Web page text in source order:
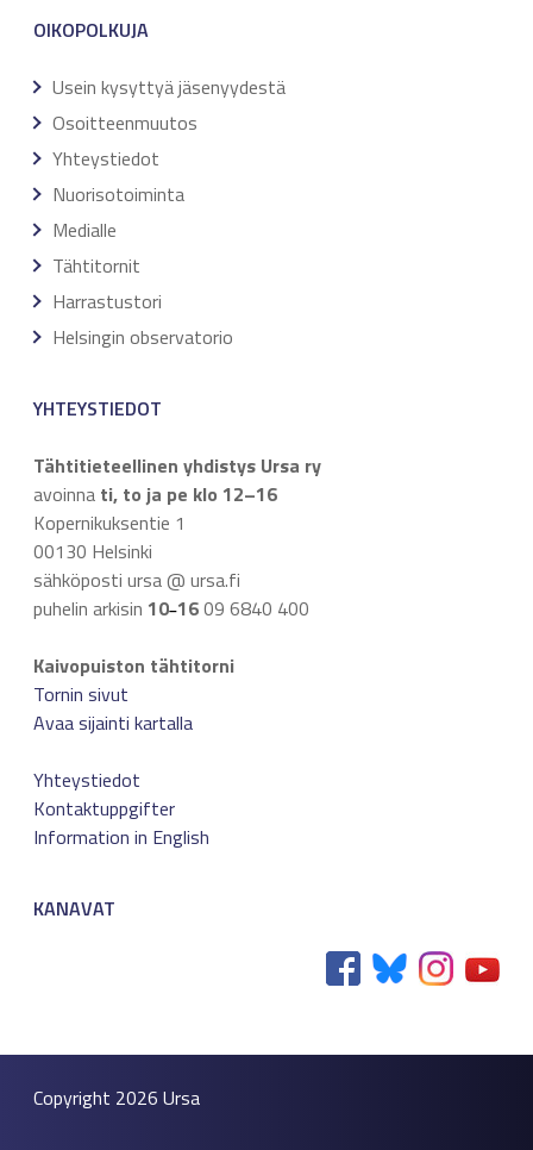
OIKOPOLKUJA
Usein kysyttyä jäsenyydestä
Osoitteenmuutos
Yhteystiedot
Nuorisotoiminta
Medialle
Tähtitornit
Harrastustori
Helsingin observatorio
YHTEYSTIEDOT
Tähtitieteellinen yhdistys Ursa ry
avoinna ti, to ja pe klo 12–16
Kopernikuksentie 1
00130 Helsinki
sähköposti ursa @ ursa.fi
puhelin arkisin 10–1609 6840 400
Kaivopuiston tähtitorni
Tornin sivut
Avaa sijainti kartalla
Yhteystiedot
Kontaktuppgifter
Information in English
KANAVAT
Copyright 2026 Ursa